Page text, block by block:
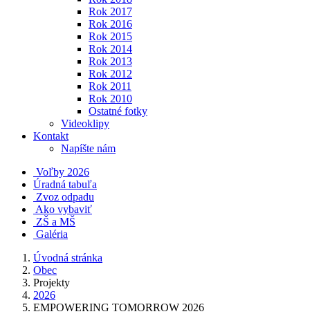
Rok 2017
Rok 2016
Rok 2015
Rok 2014
Rok 2013
Rok 2012
Rok 2011
Rok 2010
Ostatné fotky
Videoklipy
Kontakt
Napíšte nám
Voľby 2026
Úradná tabuľa
Zvoz odpadu
Ako vybaviť
ZŠ a MŠ
Galéria
Úvodná stránka
Obec
Projekty
2026
EMPOWERING TOMORROW 2026